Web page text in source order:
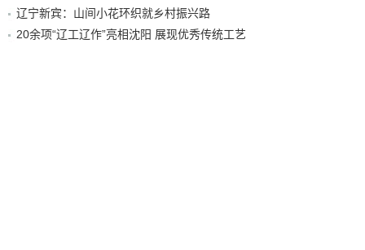
辽宁新宾：山间小花环织就乡村振兴路
20余项“辽工辽作”亮相沈阳 展现优秀传统工艺